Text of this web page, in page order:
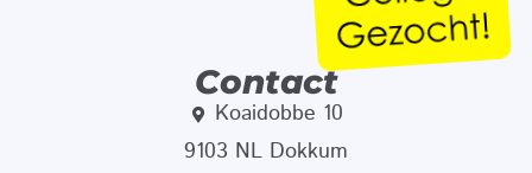
Contact
Koaidobbe 10
9103 NL Dokkum